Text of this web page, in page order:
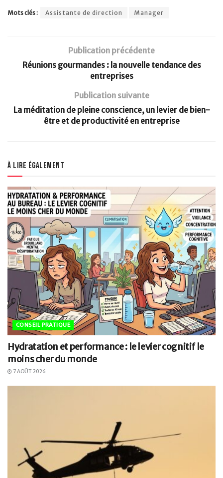
Mots clés : Assistante de direction Manager
Publication précédente
Réunions gourmandes : la nouvelle tendance des
entreprises
Publication suivante
La méditation de pleine conscience, un levier de bien-
être et de productivité en entreprise
À lire également
CONSEIL PRATIQUE
Hydratation et performance : le levier cognitif le
moins cher du monde
7 AOÛT 2026